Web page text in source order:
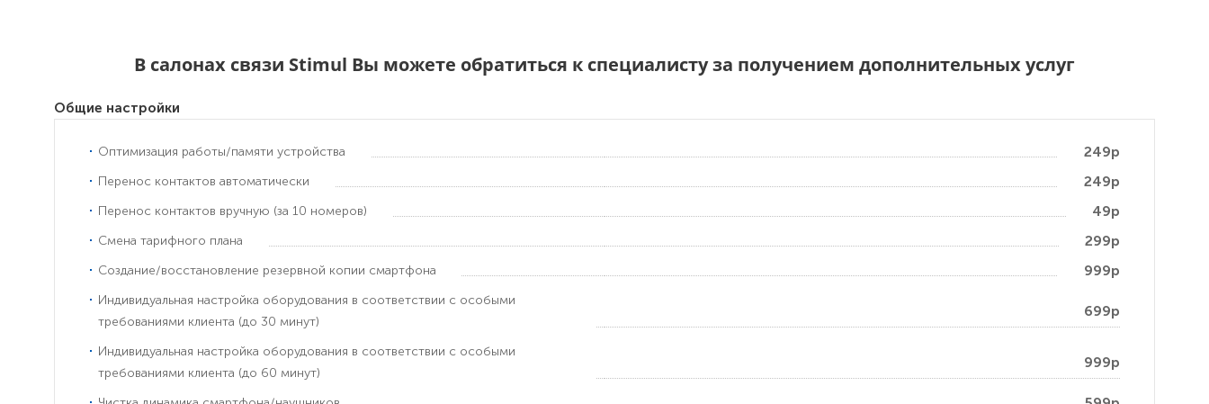
В салонах связи Stimul Вы можете обратиться к специалисту за получением дополнительных услуг
Общие настройки
Оптимизация работы/памяти устройства 249р
Перенос контактов автоматически 249р
Перенос контактов вручную (за 10 номеров) 49р
Смена тарифного плана 299р
Создание/восстановление резервной копии смартфона 999р
Индивидуальная настройка оборудования в соответствии с особыми
требованиями клиента (до 30 минут)
699р
Индивидуальная настройка оборудования в соответствии с особыми
требованиями клиента (до 60 минут)
999р